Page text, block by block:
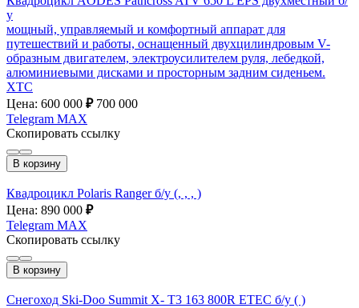
у
мощный, управляемый и комфортный аппарат для
путешествий и работы, оснащенный двухцилиндровым V-
образным двигателем, электроусилителем руля, лебедкой,
алюминиевыми дисками и просторным задним сиденьем.
ХТС
Цена: 600 000 ₽ 700 000
Telegram MAX
Скопировать ссылку
В корзину
Квадроцикл Polaris Ranger б/у (, , , )
Цена: 890 000 ₽
Telegram MAX
Скопировать ссылку
В корзину
Снегоход Ski-Doo Summit X- T3 163 800R ETEC б/у ( )